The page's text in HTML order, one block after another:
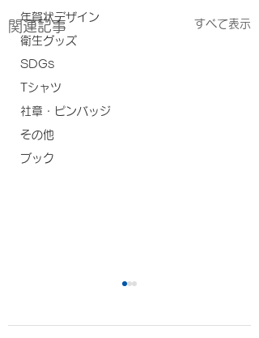
年賀状デザイン
衛生グッズ
SDGs
Tシャツ
社章・ピンバッジ
その他
ブック
関連記事 すべて表示